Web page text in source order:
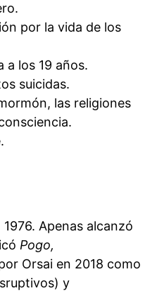
por la vida de los
a los 19 años.
suicidas.
las religiones
Apenas alcanzó
Pogo,
Orsai en 2018 como
y